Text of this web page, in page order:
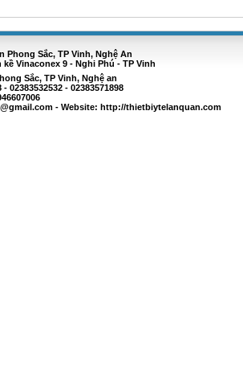
Phong Sắc, TP Vinh, Nghệ An
Vinaconex 9 - Nghi Phú - TP Vinh
Sắc, TP Vinh, Nghệ an
02383532532 - 02383571898
- Website: http://thietbiytelanquan.com